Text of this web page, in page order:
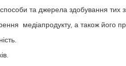
та джерела здобування тих
медіапродукту, а також його